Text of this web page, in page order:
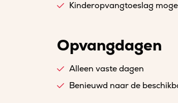
Kinderopvangtoeslag
Opvangdagen
Alleen vaste dagen
Benieuwd naar de